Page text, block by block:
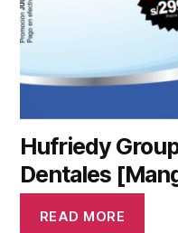
Hufriedy
Dentales
READ MORE